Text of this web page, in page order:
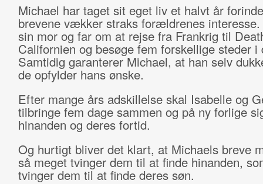
Michael har taget sit eget liv et halvt år
brevene vækker straks forældrenes interesse.
sin mor og far om at rejse fra Frankrig til
Californien og besøge fem forskellige steder i
Samtidig garanterer Michael, at han selv
de opfylder hans ønske.
Efter mange års adskillelse skal Isabelle og
tilbringe fem dage sammen og på ny forlige
hinanden og deres fortid.
Og hurtigt bliver det klart, at Michaels breve
så meget tvinger dem til at finde hinanden,
tvinger dem til at finde deres søn.